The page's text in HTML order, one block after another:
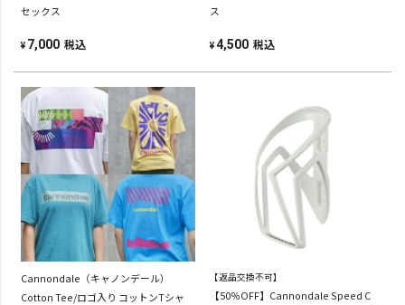
セックス
¥ 7,000 税込
ス
¥4,500 税込
Cannondale（キャノンデール）
Cotton Tee/ロゴ入り コットンTシャ
【返品交換不可】
【50％OFF】Cannondale Speed C